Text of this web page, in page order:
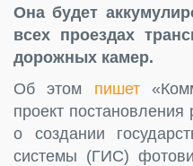
Она будет
всех проездах
дорожных камер.
Об этом пишет
проект постановления
о создании
системы (ГИС)